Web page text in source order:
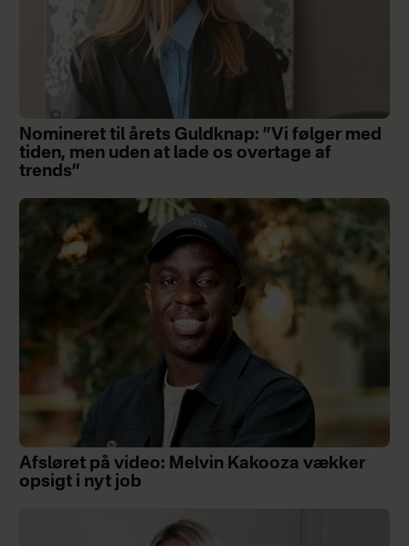
Nomineret til årets Guldknap: ”Vi følger med
tiden, men uden at lade os overtage af
trends”
Afsløret på video: Melvin Kakooza vækker
opsigt i nyt job